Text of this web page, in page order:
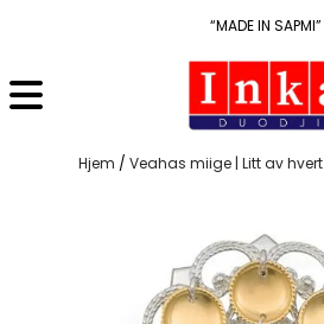
“MADE IN SAPMI”
Hjem / Veahas miige | Litt av hvert